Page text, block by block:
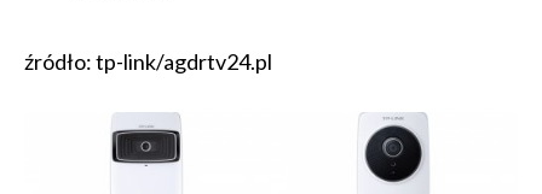
źródło: tp-link/agdrtv24.pl